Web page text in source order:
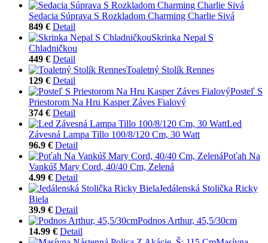
Sedacia Súprava S Rozkladom Charming Charlie Sivá
849 € Detail
Skrinka Nepal S
Chladničkou
449 € Detail
Toaletný Stolík Rennes
129 € Detail
Posteľ S
Priestorom Na Hru Kasper Záves Fialový
374 € Detail
Led
Závesná Lampa Tillo 100/8/120 Cm, 30 Watt
96.9 € Detail
Poťah Na
Vankúš Mary Cord, 40/40 Cm, Zelená
4.99 € Detail
Jedálenská Stolička Ricky
Biela
39.9 € Detail
Podnos Arthur, 45,5/30cm
14.99 € Detail